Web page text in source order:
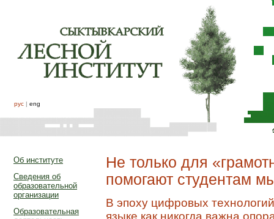
рус | eng
Об институте
Сведения об
образовательной
организации
Образовательная
Не только для
помогают студентам
В эпоху цифровых
языке как никогда важна